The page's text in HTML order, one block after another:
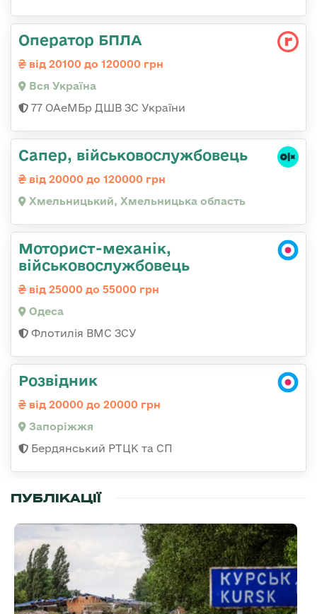
Оператор БПЛА
від 20100 до 120000 грн
Вся Україна
77 ОАеМБр ДШВ ЗС України
Сапер, військовослужбовець
від 20000 до 120000 грн
Хмельницький, Хмельницька область
Моторист-механік,
військовослужбовець
від 25000 до 55000 грн
Одеса
Флотилія ВМС ЗСУ
Розвідник
від 20000 до 20000 грн
Запоріжжя
Бердянський РТЦК та СП
ПУБЛІКАЦІЇ